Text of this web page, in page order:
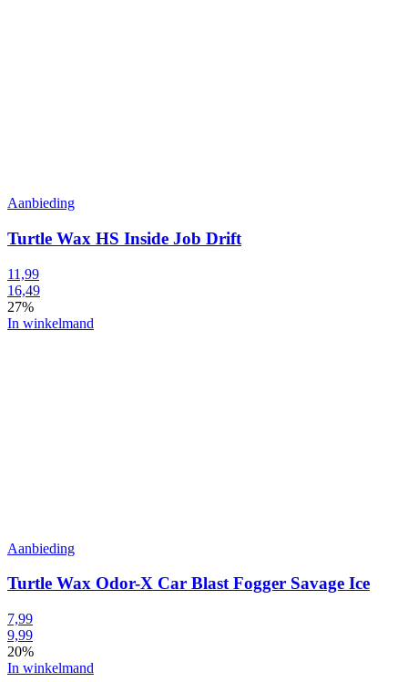
Aanbieding
Turtle Wax HS Inside Job Drift
11,99
16,49
27%
In winkelmand
Aanbieding
Turtle Wax Odor-X Car Blast Fogger Savage Ice
7,99
9,99
20%
In winkelmand